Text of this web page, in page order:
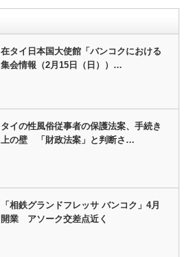
在タイ日本国大使館「バンコクにおける
集会情報（2月15日（日））…
タイの性風俗従事者の保護法案、手続き
上の壁 「財政法案」と判断さ…
「相鉄グランドフレッサ バンコク」4月
開業 アソーク交差点近く